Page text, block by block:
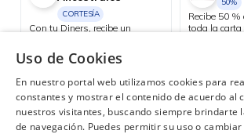
CORTESÍA
Con tu Diners, recibe un
50%
Recibe 50 %
toda la
Uso de Cookies
En nuestro portal web utilizamos cookies para
constantes y mostrar el contenido de acuerdo al
nuestros visitantes, buscando siempre brindarte
de navegación. Puedes permitir su uso o